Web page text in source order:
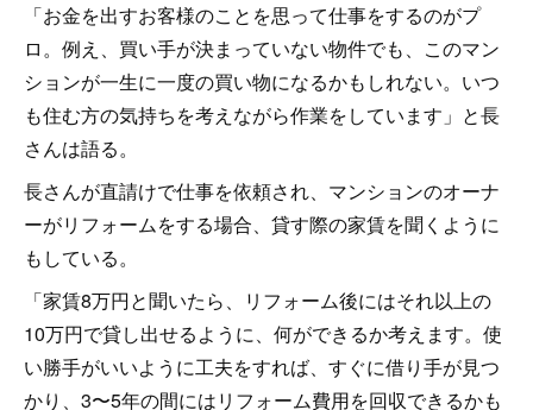
「お金を出すお客様のことを思って仕事をするのがプ
ロ。例え、買い手が決まっていない物件でも、このマン
ションが一生に一度の買い物になるかもしれない。いつ
も住む方の気持ちを考えながら作業をしています」と長
さんは語る。
長さんが直請けで仕事を依頼され、マンションのオーナ
ーがリフォームをする場合、貸す際の家賃を聞くように
もしている。
「家賃8万円と聞いたら、リフォーム後にはそれ以上の
10万円で貸し出せるように、何ができるか考えます。使
い勝手がいいように工夫をすれば、すぐに借り手が見つ
かり、3〜5年の間にはリフォーム費用を回収できるかも